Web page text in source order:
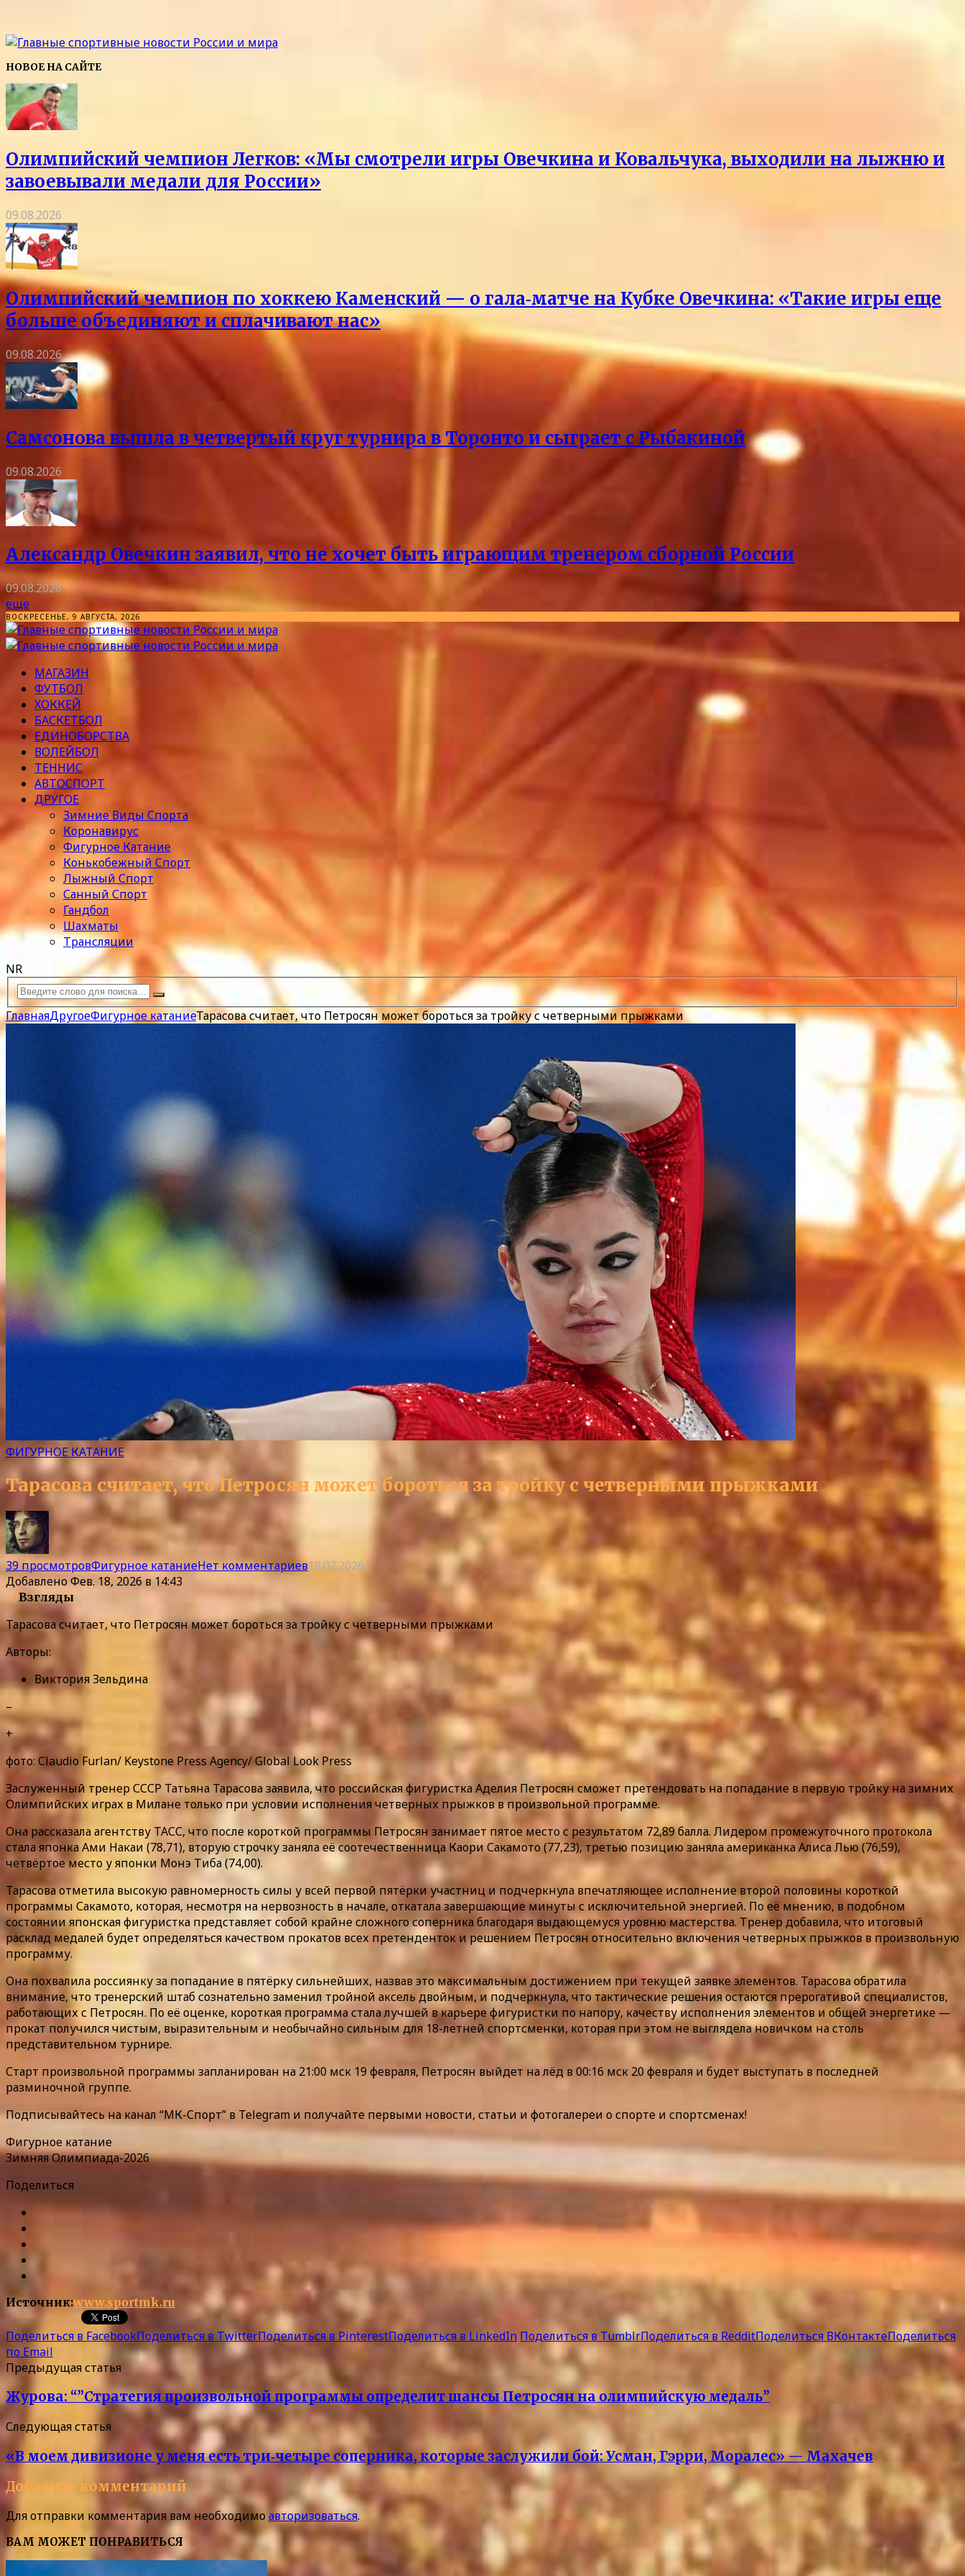
НОВОЕ НА САЙТЕ
Олимпийский чемпион Легков: «Мы смотрели игры Овечкина и Ковальчука, выходили на лыжню и
завоевывали медали для России»
09.08.2026
Олимпийский чемпион по хоккею Каменский — о гала‑матче на Кубке Овечкина: «Такие игры еще
больше объединяют и сплачивают нас»
09.08.2026
Самсонова вышла в четвертый круг турнира в Торонто и сыграет с Рыбакиной
09.08.2026
Александр Овечкин заявил, что не хочет быть играющим тренером сборной России
09.08.2026
еще
ВОСКРЕСЕНЬЕ, 9 АВГУСТА, 2026
МАГАЗИН
ФУТБОЛ
ХОККЕЙ
БАСКЕТБОЛ
ЕДИНОБОРСТВА
ВОЛЕЙБОЛ
ТЕННИС
АВТОСПОРТ
ДРУГОЕ
Зимние Виды Спорта
Коронавирус
Фигурное Катание
Конькобежный Спорт
Лыжный Спорт
Санный Спорт
Гандбол
Шахматы
Трансляции
NR
ГлавнаяДругоеФигурное катаниеТарасова считает, что Петросян может бороться за тройку с четверными прыжками
ФИГУРНОЕ КАТАНИЕ
Тарасова считает, что Петросян может бороться за тройку с четверными прыжками
39 просмотровФигурное катаниеНет комментариев18.02.2026
ДобавленоФев. 18, 2026 в 14:43
39Взгляды
Тарасова считает, что Петросян может бороться за тройку с четверными прыжками
Авторы:
Виктория Зельдина
–
+
фото: Claudio Furlan/ Keystone Press Agency/ Global Look Press
Заслуженный тренер СССР Татьяна Тарасова заявила, что российская фигуристка Аделия Петросян сможет претендовать на попадание в первую тройку на зимних
Олимпийских играх в Милане только при условии исполнения четверных прыжков в произвольной программе.
Она рассказала агентству ТАСС, что после короткой программы Петросян занимает пятое место с результатом 72,89 балла. Лидером промежуточного протокола
стала японка Ами Накаи (78,71), вторую строчку заняла её соотечественница Каори Сакамото (77,23), третью позицию заняла американка Алиса Лью (76,59),
четвёртое место у японки Монэ Тиба (74,00).
Тарасова отметила высокую равномерность силы у всей первой пятёрки участниц и подчеркнула впечатляющее исполнение второй половины короткой
программы Сакамото, которая, несмотря на нервозность в начале, откатала завершающие минуты с исключительной энергией. По её мнению, в подобном
состоянии японская фигуристка представляет собой крайне сложного соперника благодаря выдающемуся уровню мастерства. Тренер добавила, что итоговый
расклад медалей будет определяться качеством прокатов всех претенденток и решением Петросян относительно включения четверных прыжков в произвольную
программу.
Она похвалила россиянку за попадание в пятёрку сильнейших, назвав это максимальным достижением при текущей заявке элементов. Тарасова обратила
внимание, что тренерский штаб сознательно заменил тройной аксель двойным, и подчеркнула, что тактические решения остаются прерогативой специалистов,
работающих с Петросян. По её оценке, короткая программа стала лучшей в карьере фигуристки по напору, качеству исполнения элементов и общей энергетике —
прокат получился чистым, выразительным и необычайно сильным для 18-летней спортсменки, которая при этом не выглядела новичком на столь
представительном турнире.
Старт произвольной программы запланирован на 21:00 мск 19 февраля, Петросян выйдет на лёд в 00:16 мск 20 февраля и будет выступать в последней
разминочной группе.
Подписывайтесь на канал “МК-Спорт” в Telegram и получайте первыми новости, статьи и фотогалереи о спорте и спортсменах!
Фигурное катание
Зимняя Олимпиада-2026
Поделиться
Источник:www.sportmk.ru
Поделиться в FacebookПоделиться в TwitterПоделиться в PinterestПоделиться в LinkedIn Поделиться в TumblrПоделиться в RedditПоделиться ВКонтактеПоделиться
по Email
Предыдущая статья
Журова: “”Стратегия произвольной программы определит шансы Петросян на олимпийскую медаль”
Следующая статья
«В моем дивизионе у меня есть три‑четыре соперника, которые заслужили бой: Усман, Гэрри, Моралес» — Махачев
Добавить комментарий
Для отправки комментария вам необходимо авторизоваться.
ВАМ МОЖЕТ ПОНРАВИТЬСЯ